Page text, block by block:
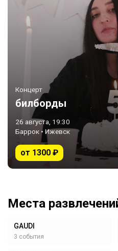
Концерт
билборды
26 августа, 19:30
Баррок • Ижевск
от 1300 ₽
Места
GAUDI
3 события